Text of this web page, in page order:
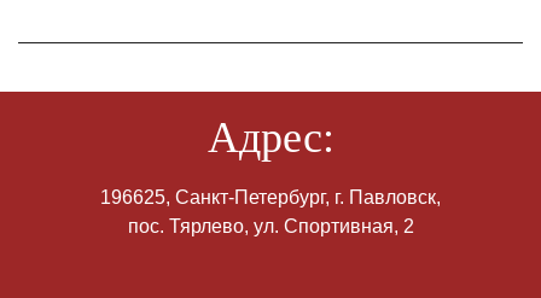
Адрес:
196625, Санкт-Петербург, г. Павловск,
пос. Тярлево, ул. Спортивная, 2